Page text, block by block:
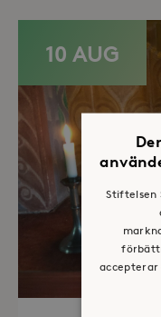
10 AUG
Stiftelsen
accepterar